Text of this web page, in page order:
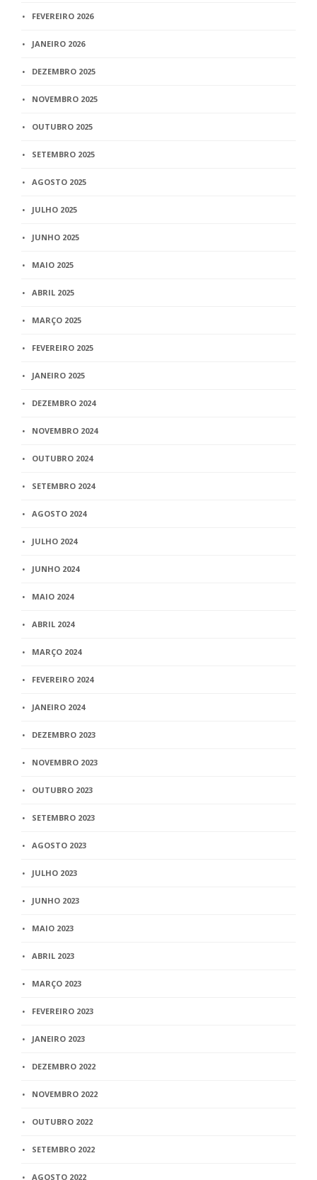
FEVEREIRO 2026
JANEIRO 2026
DEZEMBRO 2025
NOVEMBRO 2025
OUTUBRO 2025
SETEMBRO 2025
AGOSTO 2025
JULHO 2025
JUNHO 2025
MAIO 2025
ABRIL 2025
MARÇO 2025
FEVEREIRO 2025
JANEIRO 2025
DEZEMBRO 2024
NOVEMBRO 2024
OUTUBRO 2024
SETEMBRO 2024
AGOSTO 2024
JULHO 2024
JUNHO 2024
MAIO 2024
ABRIL 2024
MARÇO 2024
FEVEREIRO 2024
JANEIRO 2024
DEZEMBRO 2023
NOVEMBRO 2023
OUTUBRO 2023
SETEMBRO 2023
AGOSTO 2023
JULHO 2023
JUNHO 2023
MAIO 2023
ABRIL 2023
MARÇO 2023
FEVEREIRO 2023
JANEIRO 2023
DEZEMBRO 2022
NOVEMBRO 2022
OUTUBRO 2022
SETEMBRO 2022
AGOSTO 2022